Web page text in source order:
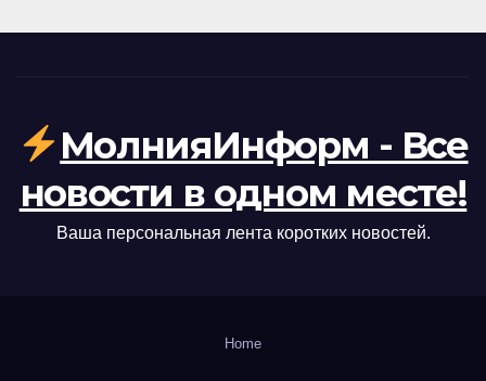
МолнияИнформ - Все
новости в одном месте!
Ваша персональная лента коротких новостей.
Home